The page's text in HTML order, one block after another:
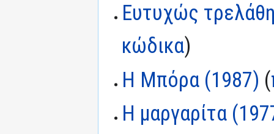
Ευτυχώς
κώδικα)
Η Μπόρα (1987) (
Η μαργαρίτα